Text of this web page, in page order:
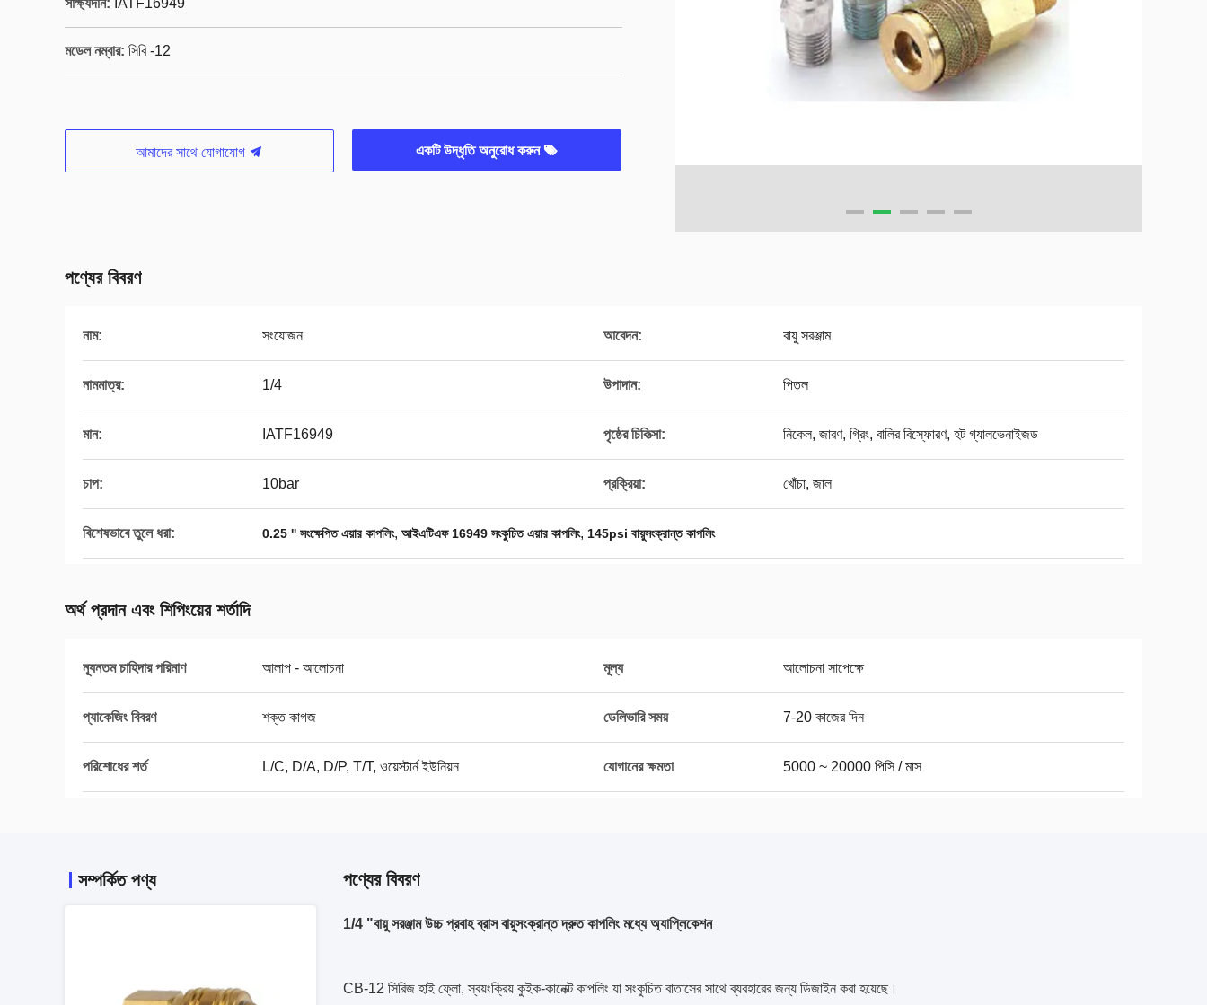
সাক্ষ্যদান: IATF16949
মডেল নম্বার: সিবি -12
আমাদের সাথে যোগাযোগ একটি উদ্ধৃতি অনুরোধ করুন
পণ্যের বিবরণ
নাম: সংযোজন আবেদন: বায়ু সরঞ্জাম
নামমাত্র: 1/4 উপাদান: পিতল
মান: IATF16949 পৃষ্ঠের চিকিত্সা: নিকেল, জারণ, গ্রিং, বালির বিস্ফোরণ, হট গ্যালভেনাইজড
চাপ: 10bar প্রক্রিয়া: খোঁচা, জাল
বিশেষভাবে তুলে ধরা: 0.25 '' সংক্ষেপিত এয়ার কাপলিং, আইএটিএফ 16949 সংকুচিত এয়ার কাপলিং, 145psi বায়ুসংক্রান্ত কাপলিং
অর্থ প্রদান এবং শিপিংয়ের শর্তাদি
ন্যূনতম চাহিদার পরিমাণ আলাপ - আলোচনা মূল্য আলোচনা সাপেক্ষে
প্যাকেজিং বিবরণ শক্ত কাগজ ডেলিভারি সময় 7-20 কাজের দিন
পরিশোধের শর্ত L/C, D/A, D/P, T/T, ওয়েস্টার্ন ইউনিয়ন যোগানের ক্ষমতা 5000 ~ 20000 পিসি / মাস
সম্পর্কিত পণ্য পণ্যের বিবরণ
1/4 "বায়ু সরঞ্জাম উচ্চ প্রবাহ ব্রাস বায়ুসংক্রান্ত দ্রুত কাপলিং মধ্যে অ্যাপ্লিকেশন
CB-12 সিরিজ হাই ফ্লো, স্বয়ংক্রিয় কুইক-কানেক্ট কাপলিং যা সংকুচিত বাতাসের সাথে ব্যবহারের জন্য ডিজাইন করা হয়েছে।